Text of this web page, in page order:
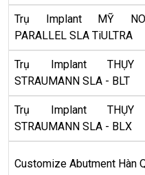
Trụ Implant MỸ
PARALLEL SLA TiULTRA
Trụ Implant
STRAUMANN SLA - BLT
Trụ Implant
STRAUMANN SLA - BLX
Customize Abutment Hàn